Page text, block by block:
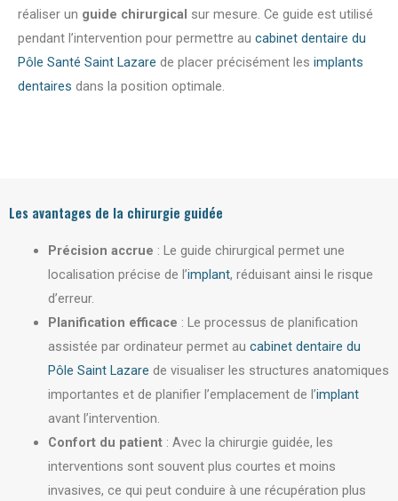
réaliser un guide chirurgical sur mesure. Ce guide est utilisé
pendant l’intervention pour permettre au cabinet dentaire du
Pôle Santé Saint Lazare de placer précisément les implants
dentaires dans la position optimale.
Les avantages de la chirurgie guidée
Précision accrue : Le guide chirurgical permet une
localisation précise de l’implant, réduisant ainsi le risque
d’erreur.
Planification efficace : Le processus de planification
assistée par ordinateur permet au cabinet dentaire du
Pôle Saint Lazare de visualiser les structures anatomiques
importantes et de planifier l’emplacement de l’implant
avant l’intervention.
Confort du patient: Avec la chirurgie guidée, les
interventions sont souvent plus courtes et moins
invasives, ce qui peut conduire à une récupération plus